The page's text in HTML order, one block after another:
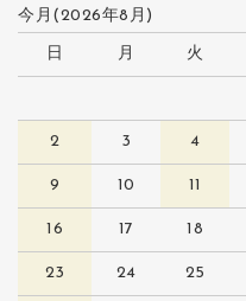
今月(2026年8月)
日 月 火
2 3 4
9 10 11
16 17 18
23 24 25